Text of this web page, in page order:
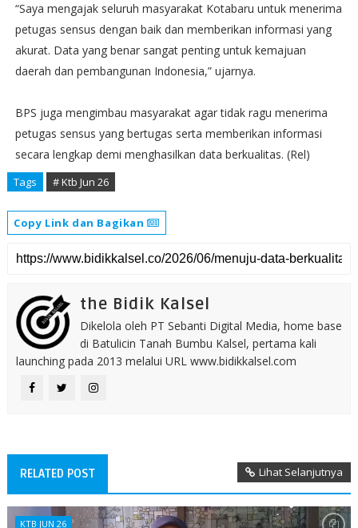
“Saya mengajak seluruh masyarakat Kotabaru untuk menerima
petugas sensus dengan baik dan memberikan informasi yang
akurat. Data yang benar sangat penting untuk kemajuan
daerah dan pembangunan Indonesia,” ujarnya.
BPS juga mengimbau masyarakat agar tidak ragu menerima
petugas sensus yang bertugas serta memberikan informasi
secara lengkap demi menghasilkan data berkualitas. (Rel)
Tags # Ktb Jun 26
Copy Link dan Bagikan
the Bidik Kalsel
Dikelola oleh PT Sebanti Digital Media, home base
di Batulicin Tanah Bumbu Kalsel, pertama kali
launching pada 2013 melalui URL www.bidikkalsel.com
RELATED POST Lihat Selanjutnya
KTB JUN 26